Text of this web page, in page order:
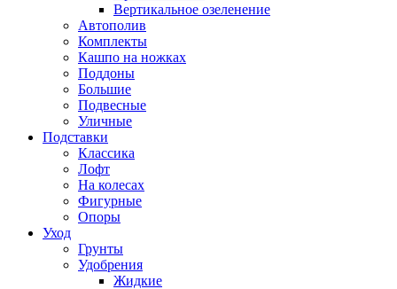
Вертикальное озеленение
Автополив
Комплекты
Кашпо на ножках
Поддоны
Большие
Подвесные
Уличные
Подставки
Классика
Лофт
На колесах
Фигурные
Опоры
Уход
Грунты
Удобрения
Жидкие